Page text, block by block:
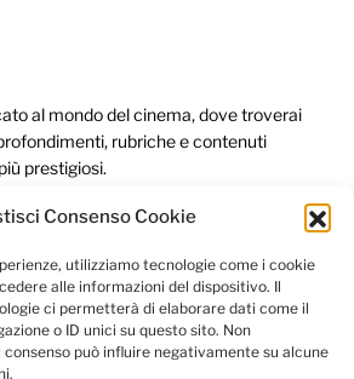
Consenso Cookie
utilizziamo tecnologie come i cookie
alle informazioni del dispositivo. Il
ci permetterà di elaborare dati come il
o ID unici su questo sito. Non
può influire negativamente su alcune
al mondo del cinema, dove troverai
rubriche e contenuti
prestigiosi.